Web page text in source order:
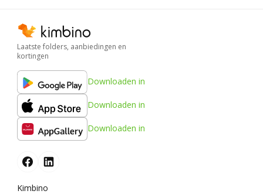
Laatste folders, aanbiedingen en
kortingen
Downloaden in
Downloaden in
Downloaden in
Kimbino